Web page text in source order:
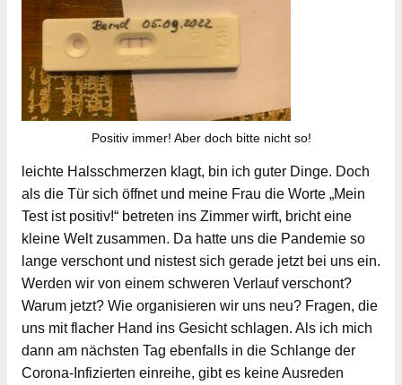
Positiv immer! Aber doch bitte nicht so!
leichte Halsschmerzen klagt, bin ich guter Dinge. Doch
als die Tür sich öffnet und meine Frau die Worte „Mein
Test ist positiv!“ betreten ins Zimmer wirft, bricht eine
kleine Welt zusammen. Da hatte uns die Pandemie so
lange verschont und nistest sich gerade jetzt bei uns ein.
Werden wir von einem schweren Verlauf verschont?
Warum jetzt? Wie organisieren wir uns neu? Fragen, die
uns mit flacher Hand ins Gesicht schlagen. Als ich mich
dann am nächsten Tag ebenfalls in die Schlange der
Corona-Infizierten einreihe, gibt es keine Ausreden